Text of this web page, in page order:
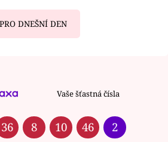
DNEŠNÍ DEN
Vaše šťastná čísla
36 8 10 46 2